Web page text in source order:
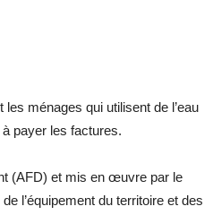
ménages qui utilisent de l’eau
payer les factures.
(AFD) et mis en œuvre par le
l’équipement du territoire et des